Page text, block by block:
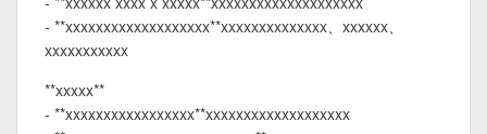
- **xxxxxxxxxxxxxxxxxxx**xxxxxxxxxxxxxx、xxxxxx、
xxxxxxxxxxx
**xxxxx**
- **xxxxxxxxxxxxxxxxx**xxxxxxxxxxxxxxxxxxx